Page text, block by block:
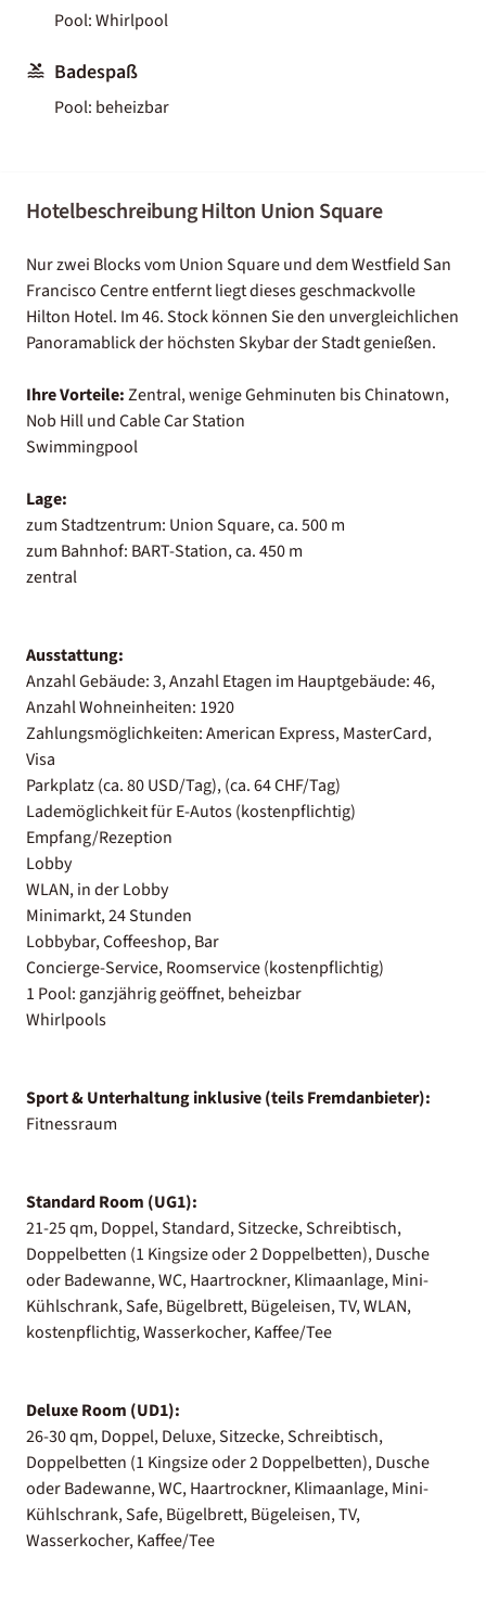
Pool: Whirlpool
Badespaß
Pool: beheizbar
Hotelbeschreibung Hilton Union Square
Nur zwei Blocks vom Union Square und dem Westfield San
Francisco Centre entfernt liegt dieses geschmackvolle
Hilton Hotel. Im 46. Stock können Sie den unvergleichlichen
Panoramablick der höchsten Skybar der Stadt genießen.
Ihre Vorteile:Zentral, wenige Gehminuten bis Chinatown,
Nob Hill und Cable Car Station
Swimmingpool
Lage:
zum Stadtzentrum: Union Square, ca. 500 m
zum Bahnhof: BART-Station, ca. 450 m
zentral
Ausstattung:
Anzahl Gebäude: 3, Anzahl Etagen im Hauptgebäude: 46,
Anzahl Wohneinheiten: 1920
Zahlungsmöglichkeiten: American Express, MasterCard,
Visa
Parkplatz (ca. 80 USD/Tag), (ca. 64 CHF/Tag)
Lademöglichkeit für E-Autos (kostenpflichtig)
Empfang/Rezeption
Lobby
WLAN, in der Lobby
Minimarkt, 24 Stunden
Lobbybar, Coffeeshop, Bar
Concierge-Service, Roomservice (kostenpflichtig)
1 Pool: ganzjährig geöffnet, beheizbar
Whirlpools
Sport & Unterhaltung inklusive (teils Fremdanbieter):
Fitnessraum
Standard Room (UG1):
21-25 qm, Doppel, Standard, Sitzecke, Schreibtisch,
Doppelbetten (1 Kingsize oder 2 Doppelbetten), Dusche
oder Badewanne, WC, Haartrockner, Klimaanlage, Mini-
Kühlschrank, Safe, Bügelbrett, Bügeleisen, TV, WLAN,
kostenpflichtig, Wasserkocher, Kaffee/Tee
Deluxe Room (UD1):
26-30 qm, Doppel, Deluxe, Sitzecke, Schreibtisch,
Doppelbetten (1 Kingsize oder 2 Doppelbetten), Dusche
oder Badewanne, WC, Haartrockner, Klimaanlage, Mini-
Kühlschrank, Safe, Bügelbrett, Bügeleisen, TV,
Wasserkocher, Kaffee/Tee